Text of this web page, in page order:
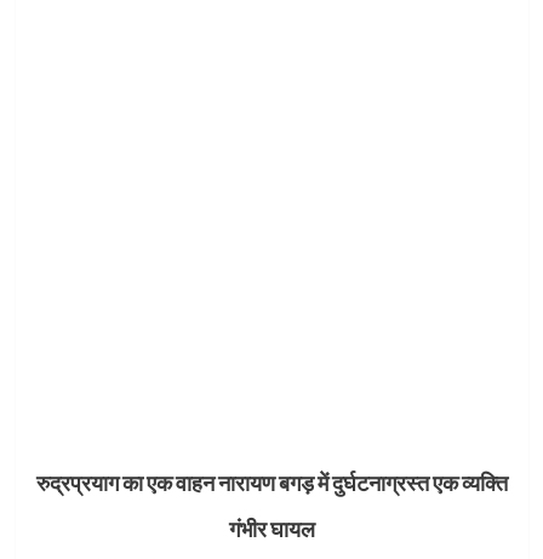
रुद्रप्रयाग का एक वाहन नारायण बगड़ में दुर्घटनाग्रस्त एक व्यक्ति
गंभीर घायल